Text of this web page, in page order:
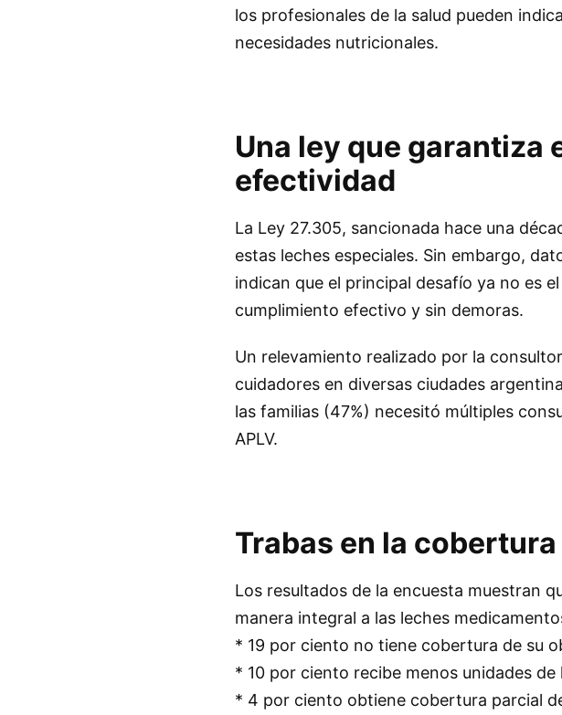
los profesionales de la salud pueden
necesidades nutricionales.
Una ley que garantiza
efectividad
La Ley 27.305, sancionada hace una
estas leches especiales. Sin embargo,
indican que el principal desafío ya no es
cumplimiento efectivo y sin demoras.
Un relevamiento realizado por la
cuidadores en diversas ciudades
las familias (47%) necesitó múltiples
APLV.
Trabas en la cobertura
Los resultados de la encuesta muestran
manera integral a las leches
* 19 por ciento no tiene cobertura de su
* 10 por ciento recibe menos unidades de
* 4 por ciento obtiene cobertura parcial